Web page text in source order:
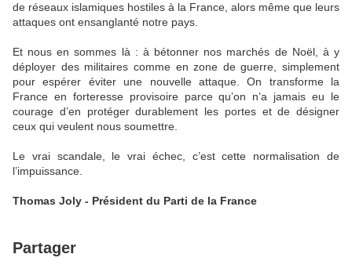
de réseaux islamiques hostiles à la France, alors même que leurs
attaques ont ensanglanté notre pays.
Et nous en sommes là : à bétonner nos marchés de Noël, à y
déployer des militaires comme en zone de guerre, simplement
pour espérer éviter une nouvelle attaque. On transforme la
France en forteresse provisoire parce qu’on n’a jamais eu le
courage d’en protéger durablement les portes et de désigner
ceux qui veulent nous soumettre.
Le vrai scandale, le vrai échec, c’est cette normalisation de
l’impuissance.
Thomas Joly - Président du Parti de la France
Partager